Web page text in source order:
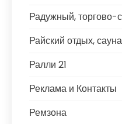
Радужный, торгово-
Райский отдых, сауна
Ралли 21
Реклама и Контакты
Ремзона